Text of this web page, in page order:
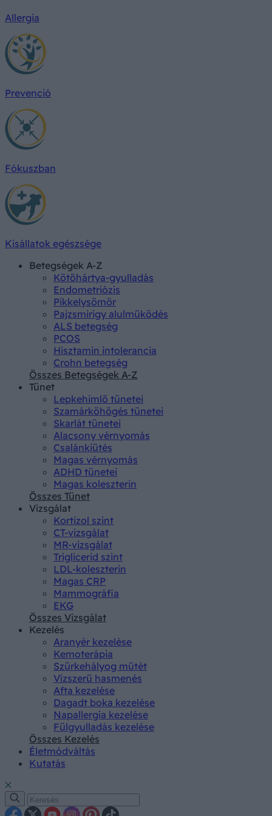
Allergia
Prevenció
Fókuszban
Kisállatok egészsége
Betegségek A-Z
Kötőhártya-gyulladás
Endometriózis
Pikkelysömör
Pajzsmirigy alulműködés
ALS betegség
PCOS
Hisztamin intolerancia
Crohn betegség
Összes Betegségek A-Z
Tünet
Lepkehimlő tünetei
Szamárköhögés tünetei
Skarlát tünetei
Alacsony vérnyomás
Csalánkiütés
Magas vérnyomás
ADHD tünetei
Magas koleszterin
Összes Tünet
Vizsgálat
Kortizol szint
CT-vizsgálat
MR-vizsgálat
Triglicerid szint
LDL-koleszterin
Magas CRP
Mammográfia
EKG
Összes Vizsgálat
Kezelés
Aranyér kezelése
Kemoterápia
Szürkehályog műtét
Vízszerű hasmenés
Afta kezelése
Dagadt boka kezelése
Napallergia kezelése
Fülgyulladás kezelése
Összes Kezelés
Életmódváltás
Kutatás